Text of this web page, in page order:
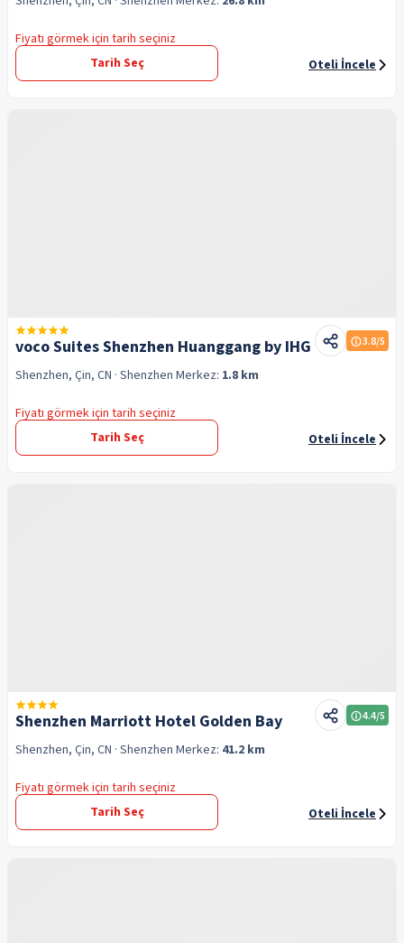
Fiyatı görmek için tarih seçiniz
Tarih Seç
Oteli İncele
voco Suites Shenzhen Huanggang by IHG 3.8/5
Shenzhen, Çin, CN · Shenzhen Merkez: 1.8 km
Fiyatı görmek için tarih seçiniz
Tarih Seç
Oteli İncele
Shenzhen Marriott Hotel Golden Bay 4.4/5
Shenzhen, Çin, CN · Shenzhen Merkez: 41.2 km
Fiyatı görmek için tarih seçiniz
Tarih Seç
Oteli İncele